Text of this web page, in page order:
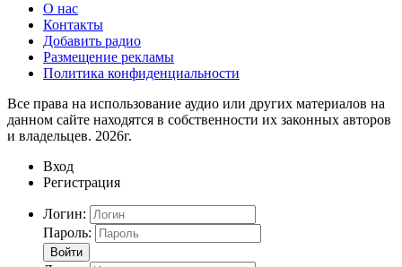
О нас
Контакты
Добавить радио
Размещение рекламы
Политика конфиденциальности
Все права на использование аудио или других материалов на
данном сайте находятся в собственности их законных авторов
и владельцев. 2026г.
Вход
Регистрация
Логин:
Пароль:
Войти